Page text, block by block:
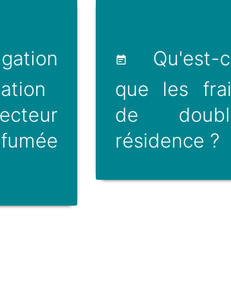
Qu'est-
que les
de
résidence ?